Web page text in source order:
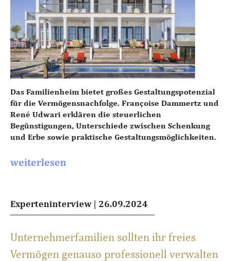
Das Familienheim bietet großes Gestaltungspotenzial
für die Vermögensnachfolge. Françoise Dammertz und
René Udwari erklären die steuerlichen
Begünstigungen, Unterschiede zwischen Schenkung
und Erbe sowie praktische Gestaltungsmöglichkeiten.
weiterlesen
Experteninterview| 26.09.2024
Unternehmerfamilien sollten ihr freies
Vermögen genauso professionell verwalten